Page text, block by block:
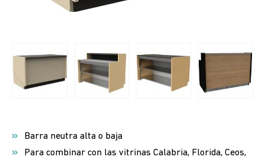
Barra neutra alta o baja
Para combinar con las vitrinas Calabria, Florida, Ceos,